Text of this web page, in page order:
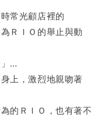
常光顧店裡的
ＲＩＯ的舉止與動
…
上，激烈地親吻著
的ＲＩＯ，也有著不